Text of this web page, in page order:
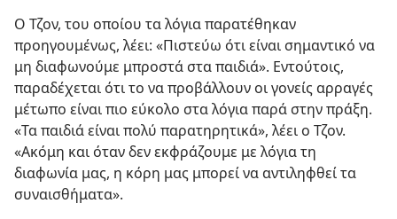
Ο Τζον, του οποίου τα λόγια παρατέθηκαν
προηγουμένως, λέει: «Πιστεύω ότι είναι σημαντικό να
μη διαφωνούμε μπροστά στα παιδιά». Εντούτοις,
παραδέχεται ότι το να προβάλλουν οι γονείς αρραγές
μέτωπο είναι πιο εύκολο στα λόγια παρά στην πράξη.
«Τα παιδιά είναι πολύ παρατηρητικά», λέει ο Τζον.
«Ακόμη και όταν δεν εκφράζουμε με λόγια τη
διαφωνία μας, η κόρη μας μπορεί να αντιληφθεί τα
συναισθήματα».